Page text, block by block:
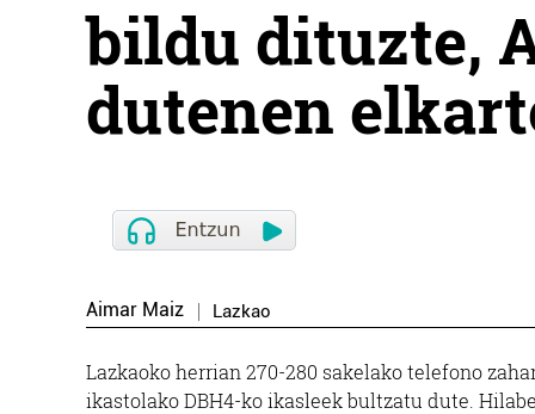
bildu dituzte,
dutenen
Aimar Maiz Lazkao
Lazkaoko herrian 270-280 sakelako telefono
ikastolako DBH4-ko ikasleek bultzatu dute.